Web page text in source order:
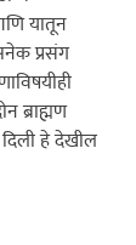
यातून
प्रसंग
ब्राह्मण
हे देखील